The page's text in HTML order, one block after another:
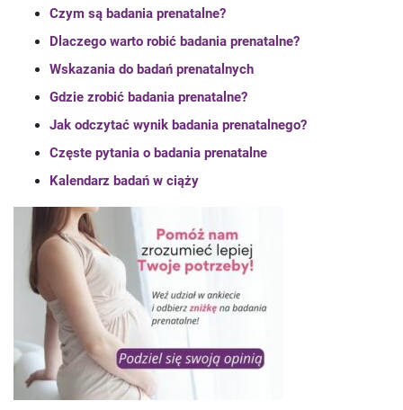
Czym są badania prenatalne?
Dlaczego warto robić badania prenatalne?
Wskazania do badań prenatalnych
Gdzie zrobić badania prenatalne?
Jak odczytać wynik badania prenatalnego?
Częste pytania o badania prenatalne
Kalendarz badań w ciąży